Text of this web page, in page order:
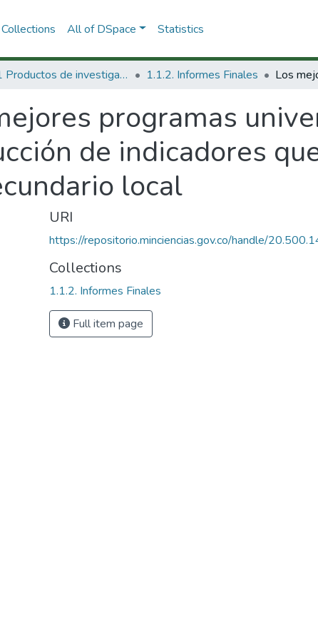
All of DSpace Statistics
1.1 Productos de investigación 1.1.2. Informes Finales
programas
de indicadores
local
URI
https://repositorio.minciencias.gov.co/handle/
Collections
1.1.2. Informes Finales
Full item page